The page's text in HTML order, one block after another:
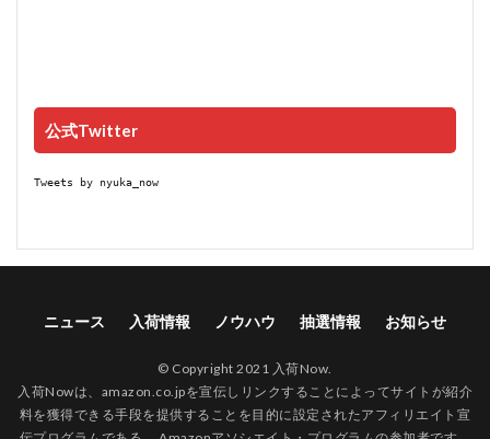
公式Twitter
Tweets by nyuka_now
ニュース 入荷情報 ノウハウ 抽選情報 お知らせ
© Copyright 2021 入荷Now.
入荷Nowは、amazon.co.jpを宣伝しリンクすることによってサイトが紹介
料を獲得できる手段を提供することを目的に設定されたアフィリエイト宣